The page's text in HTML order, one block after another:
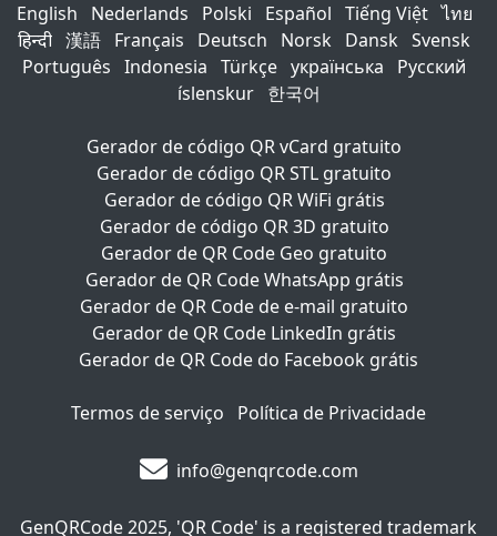
English Nederlands Polski Español Tiếng Việt ไทย
हिन्दी 漢語 Français Deutsch Norsk Dansk Svensk
Português Indonesia Türkçe українська
Русский
íslenskur
한국어
Gerador de código QR vCard gratuito
Gerador de código QR STL gratuito
Gerador de código QR WiFi grátis
Gerador de código QR 3D gratuito
Gerador de QR Code Geo gratuito
Gerador de QR Code WhatsApp grátis
Gerador de QR Code de e-mail gratuito
Gerador de QR Code LinkedIn grátis
Gerador de QR Code do Facebook grátis
Termos de serviço Política de Privacidade
info@genqrcode.com
GenQRCode2025, 'QR Code' is a registered trademark